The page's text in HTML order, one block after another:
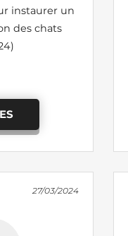
instaurer un
des chats
27/03/2024